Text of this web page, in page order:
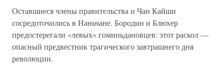
Оставшиеся члены правительства и Чан Кайши
сосредоточились в Наньчане. Бородин и Блюхер
предостерегали «левых» гоминьдановцев: этот раскол —
опасный предвестник трагического завтрашнего дня
революции.